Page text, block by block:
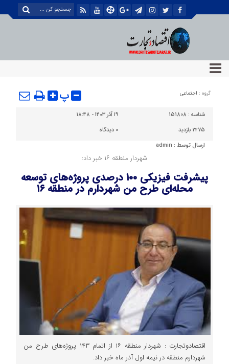
گروه : اجتماعی پ
شناسه : 151808
۱۹ آذر ۱۴۰۳ - ۱۸:۴۸
2275 بازدید
0 دیدگاه
ارسال توسط : admin
شهردار منطقه ۱۶ خبر داد:
پیشرفت فیزیکی ۱۰۰ درصدی پروژه‌های توسعه
محله‌ای طرح من شهردارم در منطقه ۱۶
اقتصادوتجارت : شهردار منطقه ۱۶ از اتمام ۱۴۳ پروژه‌های طرح من
شهردارم منطقه در نیمه اول آذر ماه خبر داد.